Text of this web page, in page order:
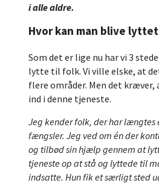
i alle aldre.
Hvor kan man blive
Som det er lige nu har vi 3
lytte til folk. Vi ville elske, at
flere områder. Men det kræver,
ind i denne tjeneste.
Jeg kender folk, der har
fængsler. Jeg ved om én der
og tilbød sin hjælp gennem at
tjeneste op at stå og lyttede til
indsatte. Hun fik et særligt sted